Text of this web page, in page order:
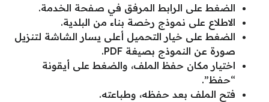
الضغط على الرابط المرفق في صفحة الخدمة.
الاطلاع على نموذج رخصة بناء من البلدية.
الضغط على خيار التحميل أعلى يسار الشاشة لتنزيل
صورة عن النموذج بصيغة PDF.
اختيار مكان حفظ الملف، والضغط على أيقونة
“حفظ”.
فتح الملف بعد حفظه، وطباعته.